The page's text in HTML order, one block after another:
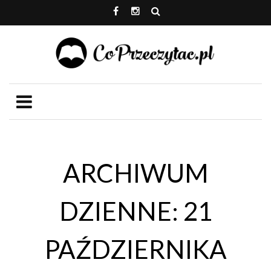
ARCHIWUM
DZIENNE: 21
PAŹDZIERNIKA